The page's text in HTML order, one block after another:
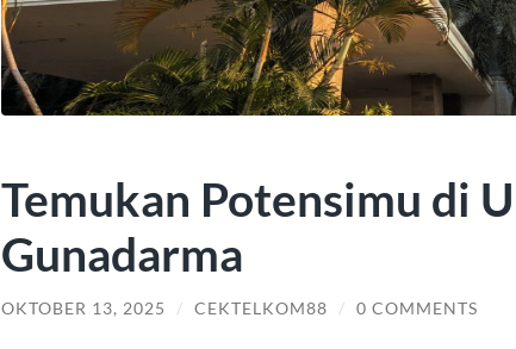
Temukan Potensimu di
Gunadarma
OKTOBER 13, 2025 / CEKTELKOM88 / 0 COMMENTS